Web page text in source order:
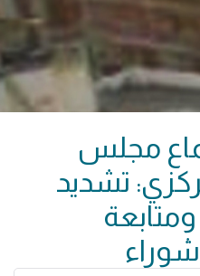
مجلس
تشديد
ومتابعة